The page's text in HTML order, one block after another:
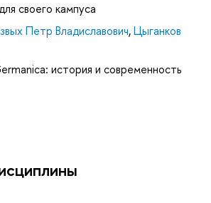
своего кампуса
Петр Владиславович,Цыганков
история и современность